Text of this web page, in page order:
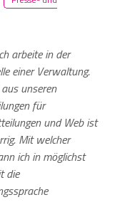
arbeite in der
einer Verwaltung.
unseren
für
und Web ist
Mit welcher
ich in möglichst
die